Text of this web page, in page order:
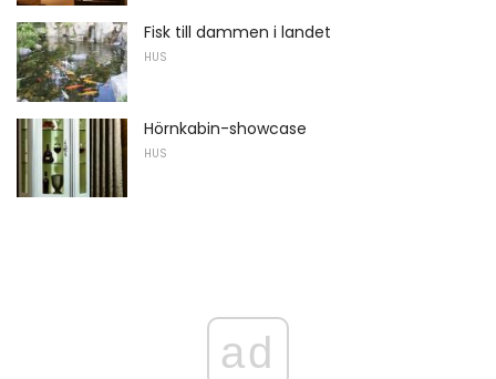
Fisk till dammen i landet
HUS
Hörnkabin-showcase
HUS
ad